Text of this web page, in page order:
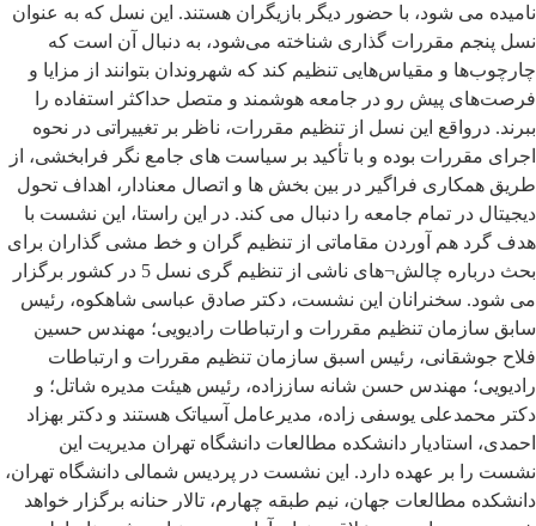
نامیده می شود، با حضور دیگر بازیگران هستند. این نسل که به عنوان
نسل پنجم مقررات گذاری شناخته می‌شود، به دنبال آن است که
چارچوب‌ها و مقیاس‌هایی تنظیم کند که شهروندان بتوانند از مزایا و
فرصت‌های پیش رو در جامعه هوشمند و متصل حداکثر استفاده را
ببرند. درواقع این نسل از تنظیم مقررات، ناظر بر تغییراتی در نحوه
اجرای مقررات بوده و با تأکید بر سیاست های جامع نگر فرابخشی، از
طریق همکاری فراگیر در بین بخش ها و اتصال معنادار، اهداف تحول
دیجیتال در تمام جامعه را دنبال می کند. در این راستا، این نشست با
هدف گرد هم آوردن مقاماتی از تنظیم گران و خط مشی گذاران برای
بحث درباره چالش¬های ناشی از تنظیم گری نسل 5 در کشور برگزار
می شود. سخنرانان این نشست، دکتر صادق عباسی شاهکوه، رئیس
سابق سازمان تنظیم مقررات و ارتباطات رادیویی؛ مهندس حسین
فلاح جوشقانی، رئیس اسبق سازمان تنظیم مقررات و ارتباطات
رادیویی؛ مهندس حسن شانه ساززاده، رئیس هیئت مدیره شاتل؛ و
دکتر محمدعلی یوسفی زاده، مدیرعامل آسیاتک هستند و دکتر بهزاد
احمدی، استادیار دانشکده مطالعات دانشگاه تهران مدیریت این
نشست را بر عهده دارد. این نشست در پردیس شمالی دانشگاه تهران،
دانشکده مطالعات جهان، نیم طبقه چهارم، تالار حنانه برگزار خواهد